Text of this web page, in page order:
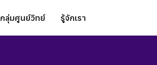
กลุ่มศูนย์วิทย์ รู้จักเรา